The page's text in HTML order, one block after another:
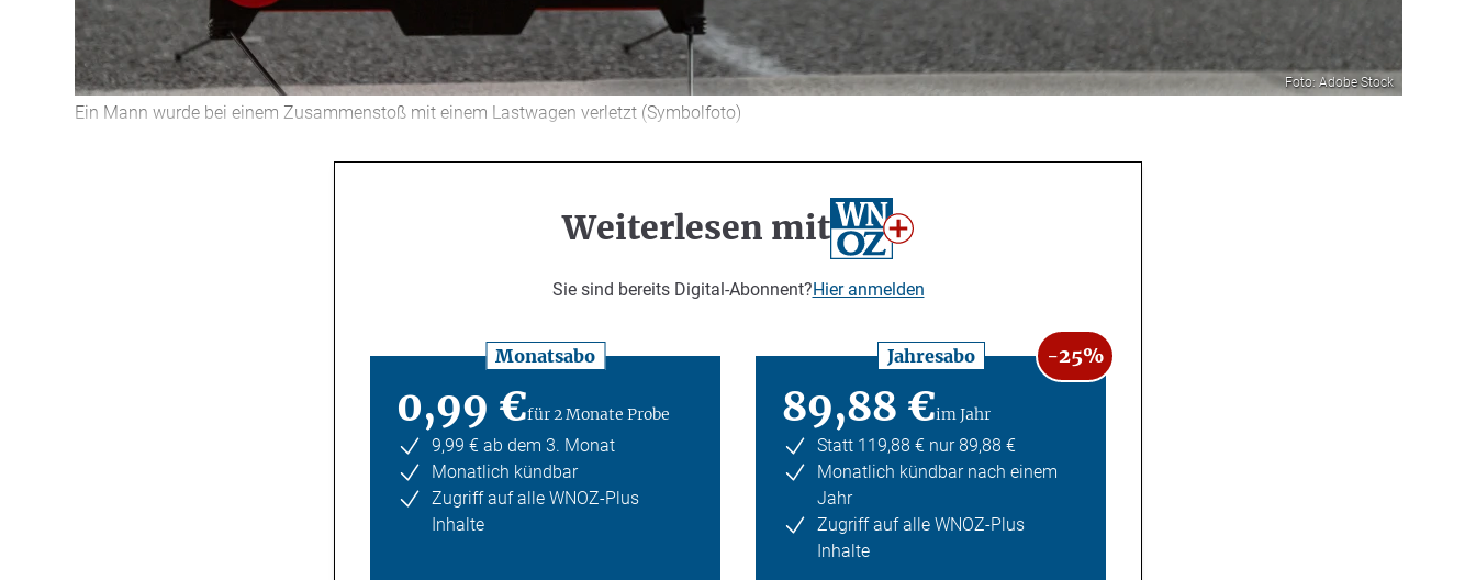
Foto: Adobe Stock
Ein Mann wurde bei einem Zusammenstoß mit einem Lastwagen verletzt (Symbolfoto)
Weiterlesen mit
Sie sind bereits Digital-Abonnent?Hier anmelden
Monatsabo
0,99 €für 2 Monate Probe
9,99 € ab dem 3. Monat
Monatlich kündbar
Zugriff auf alle WNOZ-Plus
Inhalte
Jahresabo -25%
89,88 €im Jahr
Statt 119,88 € nur 89,88 €
Monatlich kündbar nach einem
Jahr
Zugriff auf alle WNOZ-Plus
Inhalte